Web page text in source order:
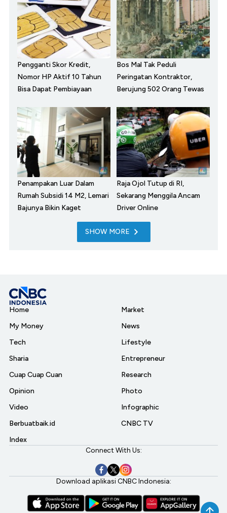
Pengganti Skor Kredit,
Nomor HP Aktif 10 Tahun
Bisa Dapat Pembiayaan
Bos Mal Tak Peduli
Peringatan Kontraktor,
Berujung 502 Orang Tewas
Penampakan Luar Dalam
Rumah Subsidi 14 M2, Lemari
Bajunya Bikin Kaget
Raja Ojol Tutup di RI,
Sekarang Menggila Ancam
Driver Online
SHOW MORE
Home
My Money
Tech
Sharia
Cuap Cuap Cuan
Opinion
Video
Berbuatbaik.id
Index
Market
News
Lifestyle
Entrepreneur
Research
Photo
Infographic
CNBC TV
Connect With Us:
Download aplikasi CNBC Indonesia: